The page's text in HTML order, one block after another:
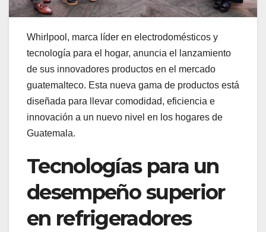
Whirlpool, marca líder en electrodomésticos y
tecnología para el hogar, anuncia el lanzamiento
de sus innovadores productos en el mercado
guatemalteco. Esta nueva gama de productos está
diseñada para llevar comodidad, eficiencia e
innovación a un nuevo nivel en los hogares de
Guatemala.
Tecnologías para un
desempeño superior
en refrigeradores